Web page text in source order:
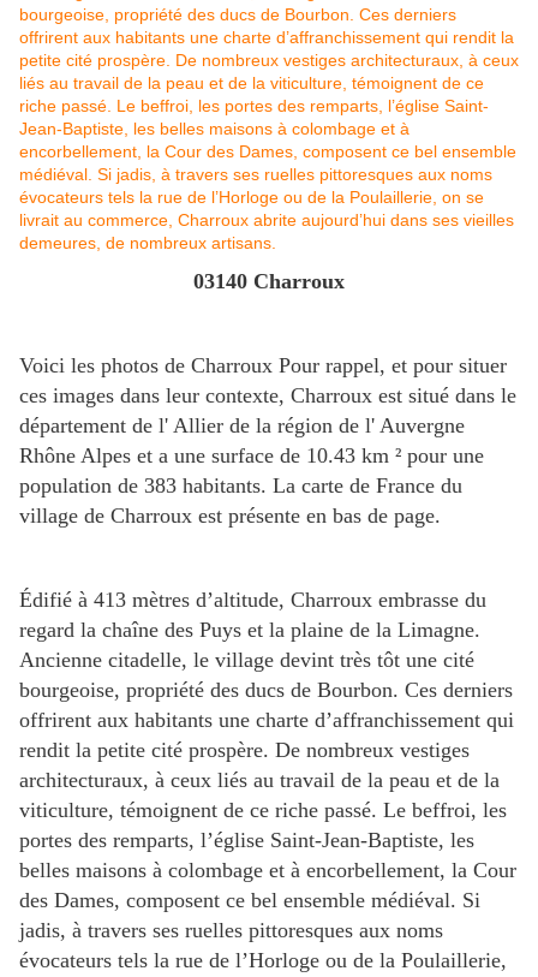
03140 Charroux
Voici les photos de Charroux Pour rappel, et pour situer
ces images dans leur contexte, Charroux est situé dans le
département de l' Allier de la région de l' Auvergne
Rhône Alpes et a une surface de 10.43 km ² pour une
population de 383 habitants. La carte de France du
village de Charroux est présente en bas de page.
Édifié à 413 mètres d’altitude, Charroux embrasse du
regard la chaîne des Puys et la plaine de la Limagne.
Ancienne citadelle, le village devint très tôt une cité
bourgeoise, propriété des ducs de Bourbon. Ces derniers
offrirent aux habitants une charte d’affranchissement qui
rendit la petite cité prospère. De nombreux vestiges
architecturaux, à ceux liés au travail de la peau et de la
viticulture, témoignent de ce riche passé. Le beffroi, les
portes des remparts, l’église Saint-Jean-Baptiste, les
belles maisons à colombage et à encorbellement, la Cour
des Dames, composent ce bel ensemble médiéval. Si
jadis, à travers ses ruelles pittoresques aux noms
évocateurs tels la rue de l’Horloge ou de la Poulaillerie,